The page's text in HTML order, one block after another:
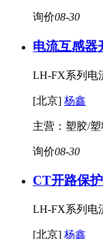
询价08-30
电流互感器
LH-FX系列电
[北京] 杨鑫
主营：塑胶/
询价08-30
CT开路保护
LH-FX系列电
[北京] 杨鑫